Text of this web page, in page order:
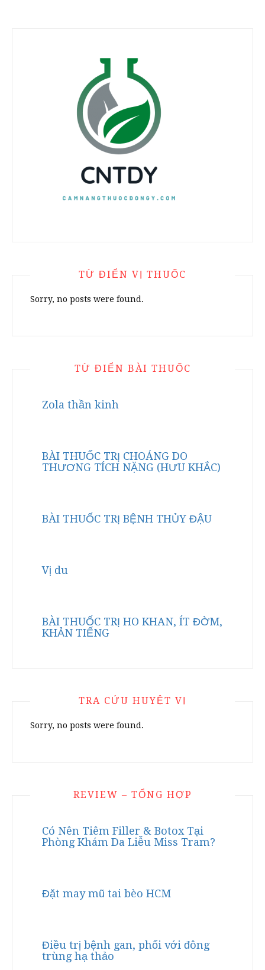
TỪ ĐIỂN VỊ THUỐC
Sorry, no posts were found.
TỪ ĐIỂN BÀI THUỐC
Zola thần kinh
BÀI THUỐC TRỊ CHOÁNG DO
THƯƠNG TÍCH NẶNG (HƯU KHẮC)
BÀI THUỐC TRỊ BỆNH THỦY ĐẬU
Vị du
BÀI THUỐC TRỊ HO KHAN, ÍT ĐỜM,
KHẢN TIẾNG
TRA CỨU HUYỆT VỊ
Sorry, no posts were found.
REVIEW – TỔNG HỢP
Có Nên Tiêm Filler & Botox Tại
Phòng Khám Da Liễu Miss Tram?
Đặt may mũ tai bèo HCM
Điều trị bệnh gan, phổi với đông
trùng hạ thảo